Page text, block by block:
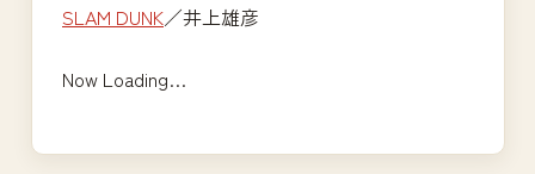
SLAM DUNK／井上雄彦
Now Loading…